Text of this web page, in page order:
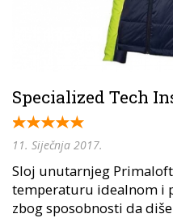
Specialized Tech
11. Siječnja 2017.
Sloj unutarnjeg
temperaturu idealnom i
zbog sposobnosti da